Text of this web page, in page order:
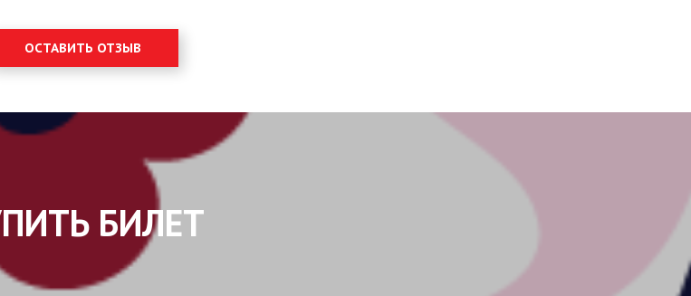
ОСТАВИТЬ ОТЗЫВ
БИЛЕТ